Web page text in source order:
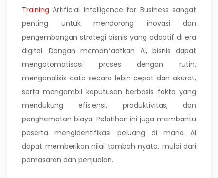
Training Artificial Intelligence for Business sangat
penting untuk mendorong inovasi dan
pengembangan strategi bisnis yang adaptif di era
digital. Dengan memanfaatkan AI, bisnis dapat
mengotomatisasi proses dengan rutin,
menganalisis data secara lebih cepat dan akurat,
serta mengambil keputusan berbasis fakta yang
mendukung efisiensi, produktivitas, dan
penghematan biaya. Pelatihan ini juga membantu
peserta mengidentifikasi peluang di mana AI
dapat memberikan nilai tambah nyata, mulai dari
pemasaran dan penjualan.